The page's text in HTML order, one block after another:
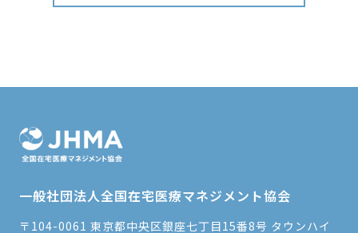
一般社団法人全国在宅医療マネジメント協会
〒104-0061 東京都中央区銀座七丁目15番8号 タウンハイ